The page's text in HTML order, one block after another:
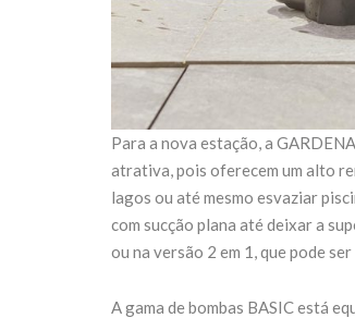
Para a nova estação, a
atrativa, pois oferecem um alto
lagos ou até mesmo esvaziar
com sucção plana até deixar a
ou na versão 2 em 1, que pode
A gama de bombas BASIC está